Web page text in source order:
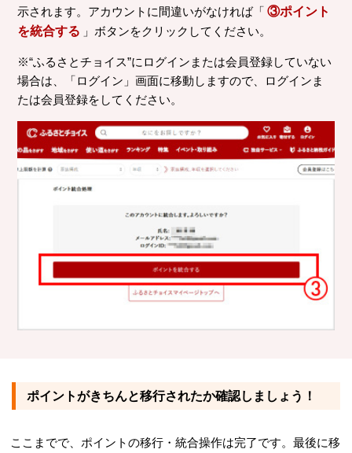
示されます。アカウントに間違いがなければ「 ③ポイント
を統合する 」ボタンをクリックしてください。
※“ふるさとチョイス”にログインまたは会員登録していない
場合は、「ログイン」画面に移動しますので、ログインま
たは会員登録をしてください。
ポイントがきちんと移行されたか確認しましょう！
ここまでで、ポイントの移行・統合操作は完了です。最後に移